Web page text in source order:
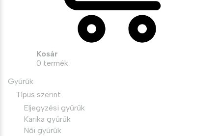
Kosár
0 termék
Gyűrűk
Típus szerint
Eljegyzési gyűrűk
Karika gyűrűk
Női gyűrűk